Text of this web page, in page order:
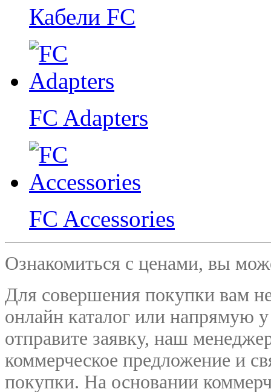
Кабели FC
FC Adapters
FC Accessories
Ознакомиться с ценами, вы
Для совершения покупки вам
онлайн каталог или напрямую
отправите заявку, наш
коммерческое предложение и
покупки. На основании